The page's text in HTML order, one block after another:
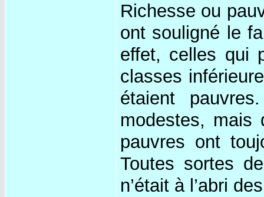
Richesse ou
ont souligné le
effet, celles qui
classes
étaient
modestes,
pauvres ont
Toutes sortes
n’était à l’abri